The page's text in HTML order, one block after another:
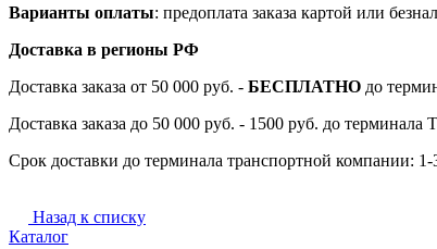
Варианты оплаты: предоплата заказа картой или
Доставка в регионы РФ
Доставка заказа от 50 000 руб. - БЕСПЛАТНО до
Доставка заказа до 50 000 руб. - 1500 руб. до
Срок доставки до терминала транспортной компании:
Назад к списку
Каталог